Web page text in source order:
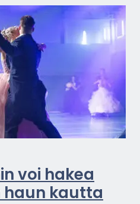
voi hakea
kaut­ta